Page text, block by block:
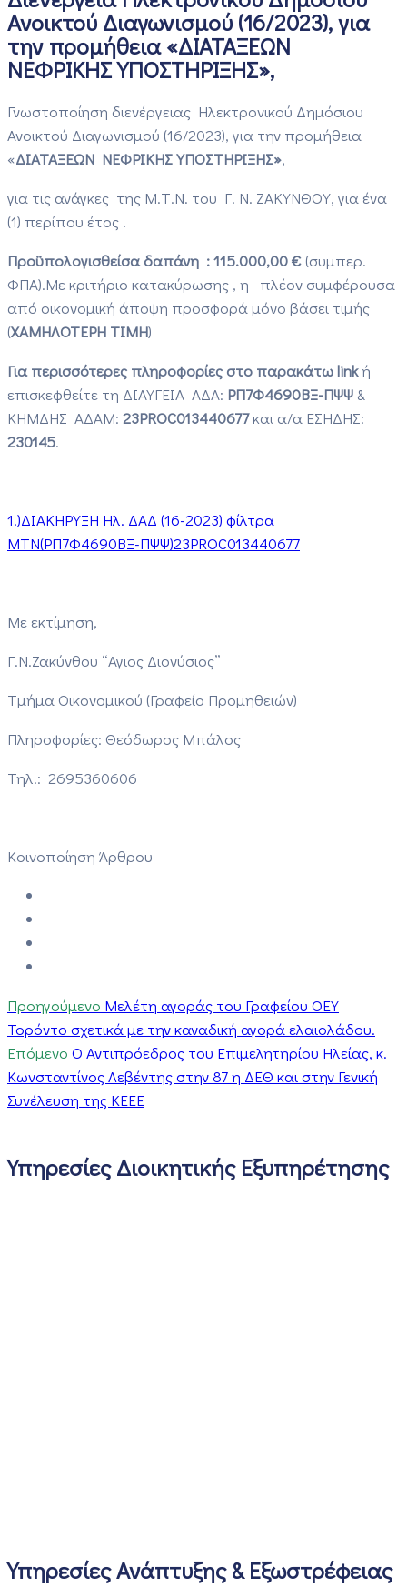
Ανοικτού Διαγωνισμού (16/2023), για
την προμήθεια «ΔΙΑΤΑΞΕΩΝ
ΝΕΦΡΙΚΗΣ ΥΠΟΣΤΗΡΙΞΗΣ»,
Γνωστοποίηση διενέργειας Ηλεκτρονικού Δημόσιου
Ανοικτού Διαγωνισμού (16/2023), για την προμήθεια
«ΔΙΑΤΑΞΕΩΝ ΝΕΦΡΙΚΗΣ ΥΠΟΣΤΗΡΙΞΗΣ»,
για τις ανάγκες της Μ.Τ.Ν. του Γ. Ν. ΖΑΚΥΝΘΟΥ, για ένα
(1) περίπου έτος .
Προϋπολογισθείσα δαπάνη :115.000,00 €(συμπερ.
ΦΠΑ).Με κριτήριο κατακύρωσης , η πλέον συμφέρουσα
από οικονομική άποψη προσφορά μόνο βάσει τιμής
(ΧΑΜΗΛΟΤΕΡΗ ΤΙΜΗ)
Για περισσότερες πληροφορίες στο παρακάτω linkή
επισκεφθείτε τη ΔΙΑΥΓΕΙΑ ΑΔΑ: ΡΠ7Φ4690ΒΞ-ΠΨΨ &
ΚΗΜΔΗΣ ΑΔΑΜ: 23PROC013440677και α/α ΕΣΗΔΗΣ:
230145.
1.)ΔΙΑΚΗΡΥΞΗ Ηλ. ΔΑΔ (16-2023) φίλτρα
ΜΤΝ(ΡΠ7Φ4690ΒΞ-ΠΨΨ)23PROC013440677
Με εκτίμηση,
Γ.Ν.Ζακύνθου “Αγιος Διονύσιος”
Τμήμα Οικονομικoύ (Γραφείο Προμηθειών)
Πληροφορίες: Θεόδωρος Μπάλος
Τηλ.: 2695360606
Κοινοποίηση Άρθρου
Προηγούμενο Μελέτη αγοράς του Γραφείου ΟΕΥ
Τορόντο σχετικά με την καναδική αγορά ελαιολάδου.
Επόμενο Ο Αντιπρόεδρος του Επιμελητηρίου Ηλείας, κ.
Κωνσταντίνος Λεβέντης στην 87 η ΔΕΘ και στην Γενική
Συνέλευση της ΚΕΕΕ
Υπηρεσίες Διοικητικής Εξυπηρέτησης
Υπηρεσίες Ανάπτυξης & Εξωστρέφειας